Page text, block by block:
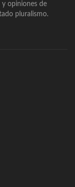
y opiniones de
pluralismo.